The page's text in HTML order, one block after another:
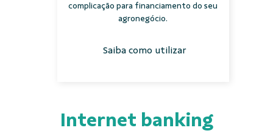
complicação para financiamento do seu
agronegócio.
Saiba como utilizar
Internet banking